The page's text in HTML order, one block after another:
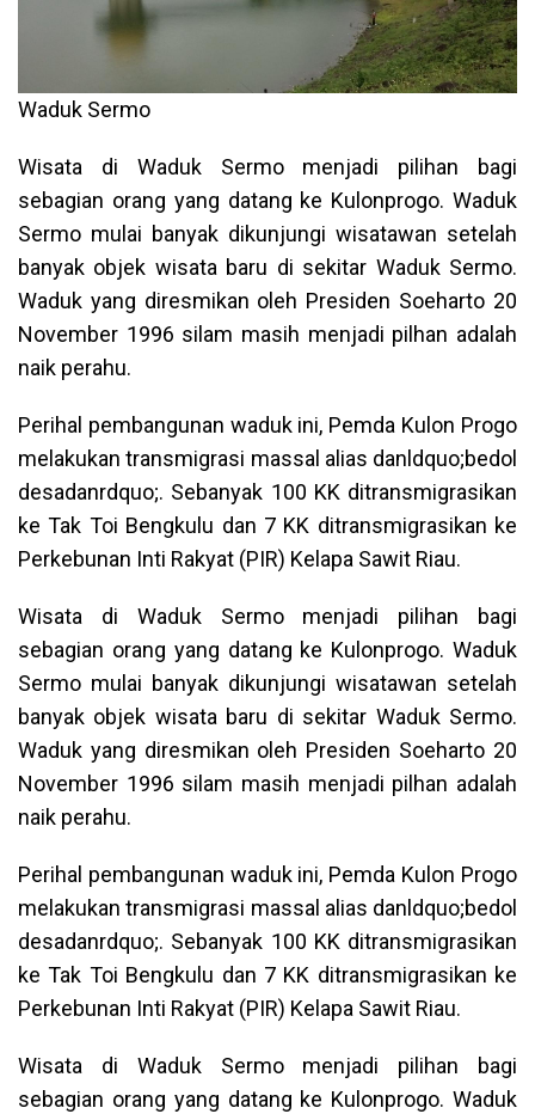
Waduk Sermo
Wisata di Waduk Sermo menjadi pilihan bagi
sebagian orang yang datang ke Kulonprogo. Waduk
Sermo mulai banyak dikunjungi wisatawan setelah
banyak objek wisata baru di sekitar Waduk Sermo.
Waduk yang diresmikan oleh Presiden Soeharto 20
November 1996 silam masih menjadi pilhan adalah
naik perahu.
Perihal pembangunan waduk ini, Pemda Kulon Progo
melakukan transmigrasi massal alias danldquo;bedol
desadanrdquo;. Sebanyak 100 KK ditransmigrasikan
ke Tak Toi Bengkulu dan 7 KK ditransmigrasikan ke
Perkebunan Inti Rakyat (PIR) Kelapa Sawit Riau.
Wisata di Waduk Sermo menjadi pilihan bagi
sebagian orang yang datang ke Kulonprogo. Waduk
Sermo mulai banyak dikunjungi wisatawan setelah
banyak objek wisata baru di sekitar Waduk Sermo.
Waduk yang diresmikan oleh Presiden Soeharto 20
November 1996 silam masih menjadi pilhan adalah
naik perahu.
Perihal pembangunan waduk ini, Pemda Kulon Progo
melakukan transmigrasi massal alias danldquo;bedol
desadanrdquo;. Sebanyak 100 KK ditransmigrasikan
ke Tak Toi Bengkulu dan 7 KK ditransmigrasikan ke
Perkebunan Inti Rakyat (PIR) Kelapa Sawit Riau.
Wisata di Waduk Sermo menjadi pilihan bagi
sebagian orang yang datang ke Kulonprogo. Waduk